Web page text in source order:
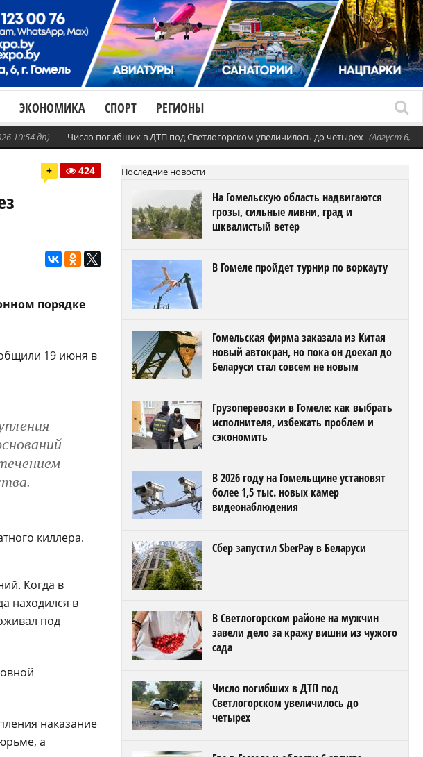
ЭКОНОМИКА СПОРТ РЕГИОНЫ
10:54 дп) Число погибших в ДТП под Светлогорском увеличилось до четырех (Август 6,
+ 424
порядке
19 июня в
киллера.
Когда в
находился в
под
наказание
а
Последние новости
На Гомельскую область надвигаются
грозы, сильные ливни, град и
шквалистый ветер
В Гомеле пройдет турнир по воркауту
Гомельская фирма заказала из Китая
новый автокран, но пока он доехал до
Беларуси стал совсем не новым
Грузоперевозки в Гомеле: как выбрать
исполнителя, избежать проблем и
сэкономить
В 2026 году на Гомельщине установят
более 1,5 тыс. новых камер
видеонаблюдения
Сбер запустил SberPay в Беларуси
В Светлогорском районе на мужчин
завели дело за кражу вишни из чужого
сада
Число погибших в ДТП под
Светлогорском увеличилось до
четырех